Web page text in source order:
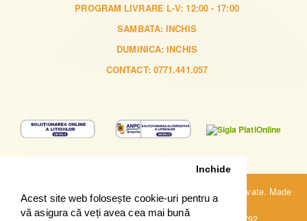
Acest site web folosește cookie-uri pentru a
vă asigura că veți avea cea mai bună
Inchide
PROGRAM LIVRARE L-V: 12:00 - 17:00
SAMBATA: INCHIS
DUMINICA: INCHIS
CONTACT: 0771.441.057
Copyright © 2023, sibiu-catering.ro. Toate drepturile rezervate. Made
with ❤ byPronet Design